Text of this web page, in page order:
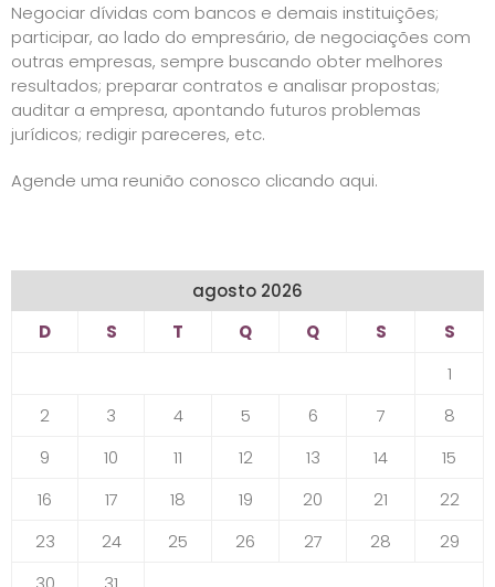
Negociar dívidas com bancos e demais instituições;
participar, ao lado do empresário, de negociações com
outras empresas, sempre buscando obter melhores
resultados; preparar contratos e analisar propostas;
auditar a empresa, apontando futuros problemas
jurídicos; redigir pareceres, etc.
Agende uma reunião conosco clicando aqui.
agosto 2026
D
S T Q Q S
S
1
2
3 4 5 6 7
8
9
10 11 12 13 14
15
16
17 18 19 20 21
22
23
24 25 26 27 28
29